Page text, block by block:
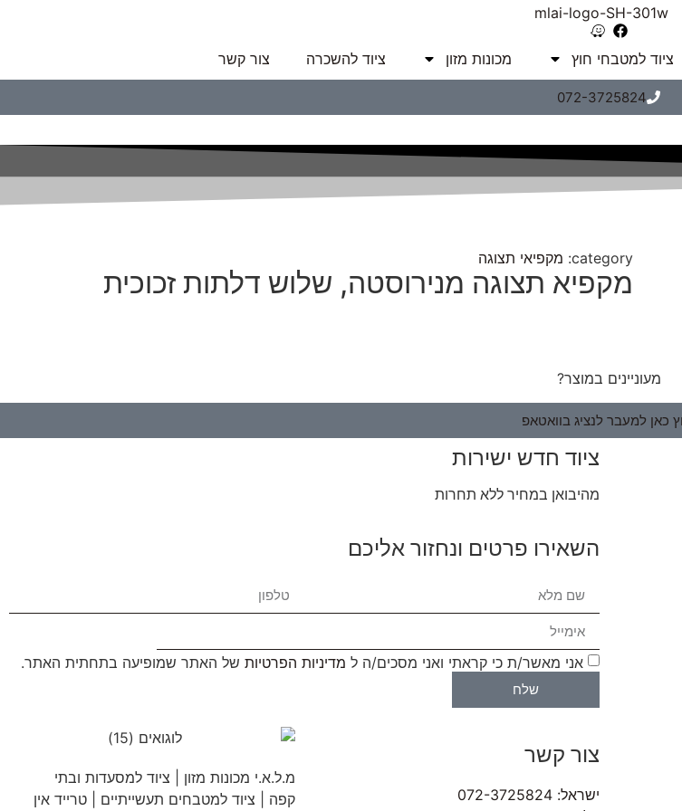
ציוד למטבחי חוץ מכונות מזון ציוד להשכרה צור קשר
072-3725824
category: מקפיאי תצוגה
מקפיא תצוגה מנירוסטה, שלוש דלתות זכוכית
מעוניינים במוצר?
כאן למעבר לנציג בוואטאפ
ציוד חדש ישירות
מהיבואן במחיר ללא תחרות
השאירו פרטים ונחזור אליכם
אני מאשר/ת כי קראתי ואני מסכים/ה ל מדיניות הפרטיות של האתר שמופיעה בתחתית האתר.
שלח
צור קשר
ישראל: 072-3725824
מ.ל.א.י מכונות מזון | ציוד למסעדות ובתי
קפה | ציוד למטבחים תעשייתיים | טרייד אין